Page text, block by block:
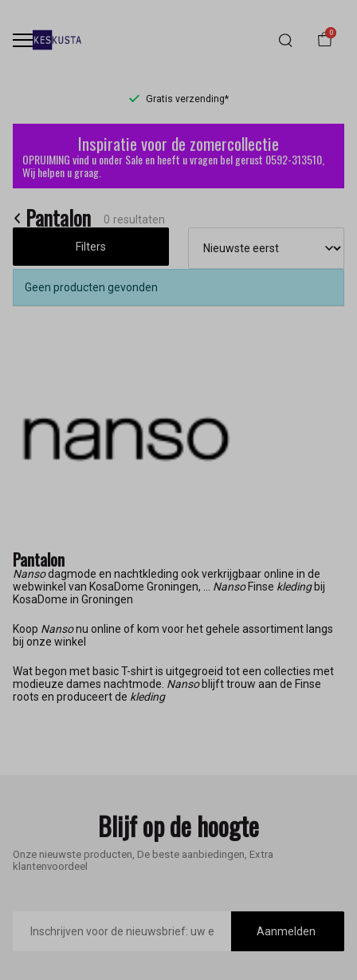
0
Gratis verzending*
Pantalon
Keskusta
Inspiratie voor de zomercollectie
OPRUIMING vind u onder Sale en heeft u vragen bel gerust 0592-313510,
Wij helpen u graag.
Pantalon 0 resultaten
Filters
Geen producten gevonden
Pantalon
Nansodagmode en nachtkleding ook verkrijgbaar online in de
webwinkel van KosaDome Groningen, ... NansoFinse kledingbij
KosaDome in Groningen
Koop Nansonu online of kom voor het gehele assortiment langs
bij onze winkel
Wat begon met basic T-shirt is uitgegroeid tot een collecties met
modieuze dames nachtmode. Nansoblijft trouw aan de Finse
roots en produceert de kleding
Blijf op de hoogte
Onze nieuwste producten, De beste aanbiedingen, Extra
klantenvoordeel
mailadres
Aanmelden